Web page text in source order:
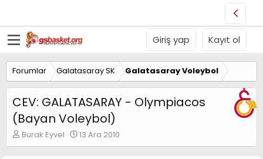
Giriş yap Kayıt ol
Forumlar Galatasaray SK Galatasaray Voleybol
CEV: GALATASARAY - Olympiacos
(Bayan Voleybol)
K
o
Burak Eyvel
B
a
13 Ara 2010